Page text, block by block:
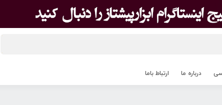
درباره ما ارتباط باما